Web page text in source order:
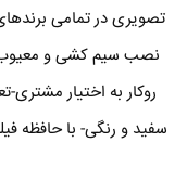
تصویری در تمامی
نصب سیم کشی و معیوب
روکار به اختیار
سفید و رنگی- با حافظه